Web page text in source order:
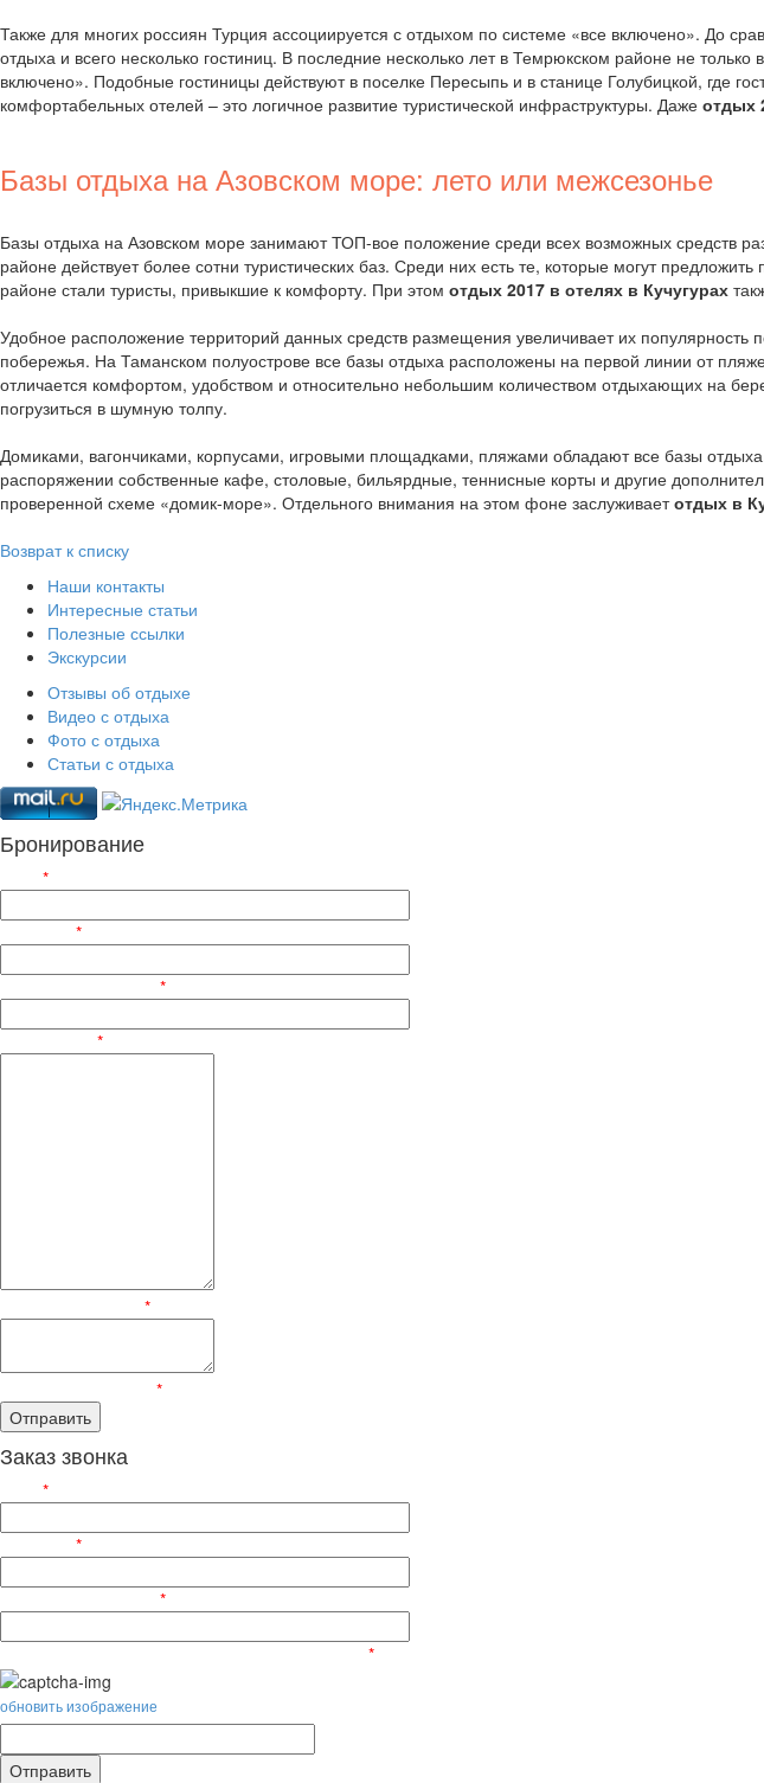
Также для многих россиян Турция ассоциируется с отдыхом по системе «все включено». До
отдыха и всего несколько гостиниц. В последние несколько лет в Темрюкском районе не
включено». Подобные гостиницы действуют в поселке Пересыпь и в станице Голубицкой, где
комфортабельных отелей – это логичное развитие туристической инфраструктуры. Даже отдых
Базы отдыха на Азовском море: лето или межсезонье
Базы отдыха на Азовском море занимают ТОП-вое положение среди всех возможных средств
районе действует более сотни туристических баз. Среди них есть те, которые могут
районе стали туристы, привыкшие к комфорту. При этом отдых 2017 в отелях в Кучугурах
Удобное расположение территорий данных средств размещения увеличивает их
побережья. На Таманском полуострове все базы отдыха расположены на первой линии от
отличается комфортом, удобством и относительно небольшим количеством отдыхающих на
погрузиться в шумную толпу.
Домиками, вагончиками, корпусами, игровыми площадками, пляжами обладают все базы
распоряжении собственные кафе, столовые, бильярдные, теннисные корты и другие
проверенной схеме «домик-море». Отдельного внимания на этом фоне заслуживаетотдых в
Возврат к списку
Наши контакты
Интересные статьи
Полезные ссылки
Экскурсии
Отзывы об отдыхе
Видео с отдыха
Фото с отдыха
Статьи с отдыха
Бронирование
*
*
*
*
*
*
Заказ звонка
*
*
*
*
обновить изображение